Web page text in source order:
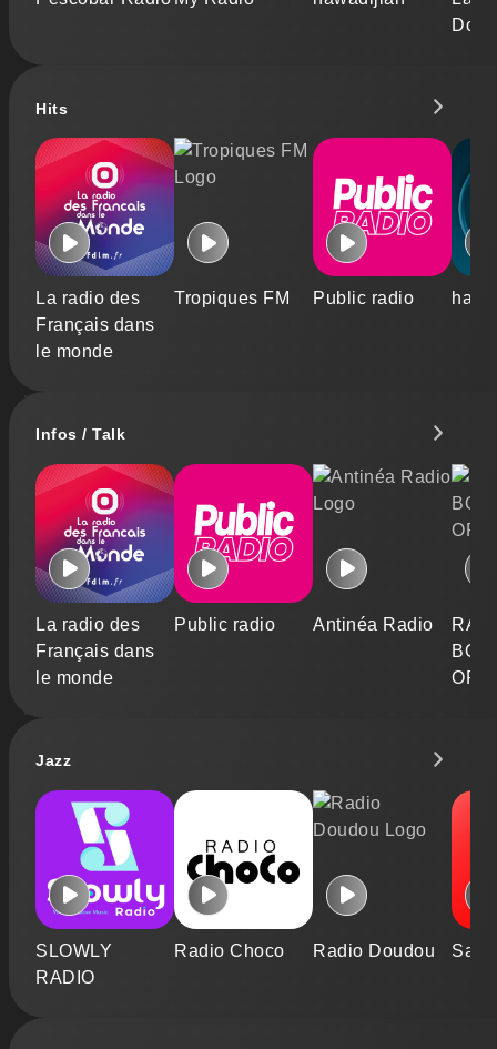
Hits
La radio des
Français dans
le monde
Tropiques FM Public radio
Infos / Talk
La radio des
Français dans
le monde
Public radio Antinéa Radio
Jazz
SLOWLY
RADIO
Radio Choco Radio Doudou